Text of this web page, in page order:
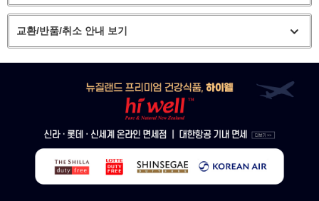
교환/반품/취소 안내 보기